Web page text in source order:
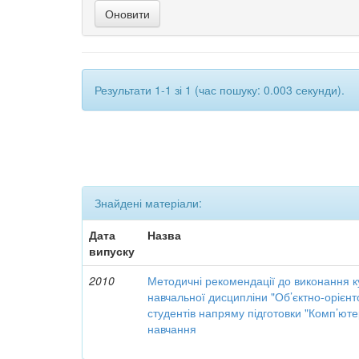
Результати 1-1 зі 1 (час пошуку: 0.003 секунди).
Знайдені матеріали:
Дата
випуску
Назва
2010
Методичні рекомендації до виконання
навчальної дисципліни "Об’єктно-
студентів напряму підготовки
навчання